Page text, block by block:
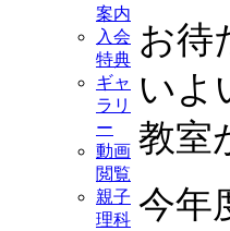
案内
入会
特典
ギャ
ラリ
ー
動画
閲覧
親子
理科
お待
いよ
教室
今年